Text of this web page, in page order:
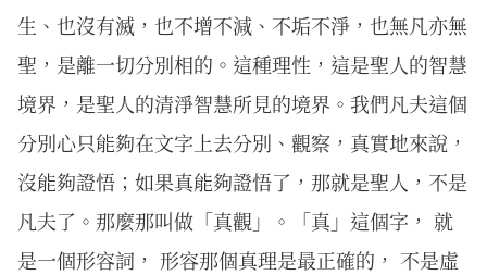
生、也沒有滅，也不增不減、不垢不淨，也無凡亦無
聖，是離一切分別相的。這種理性，這是聖人的智慧
境界，是聖人的清淨智慧所見的境界。我們凡夫這個
分別心只能夠在文字上去分別、觀察，真實地來說，
沒能夠證悟；如果真能夠證悟了，那就是聖人，不是
凡夫了。那麼那叫做「真觀」。「真」這個字， 就
是一個形容詞， 形容那個真理是最正確的， 不是虛